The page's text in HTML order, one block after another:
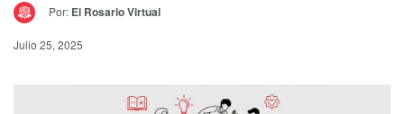
Por: El Rosario Virtual
Julio 25, 2025